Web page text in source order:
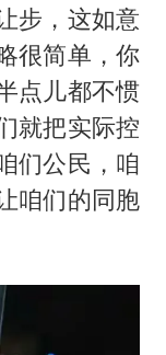
步，这如意
很简单，你
点儿都不惯
就把实际控
们公民，咱
咱们的同胞